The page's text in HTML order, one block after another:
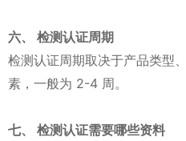
六、 检测认证周期
检测认证周期取决于产品类型
素，一般为 2-4 周。
七、 检测认证需要哪些资料